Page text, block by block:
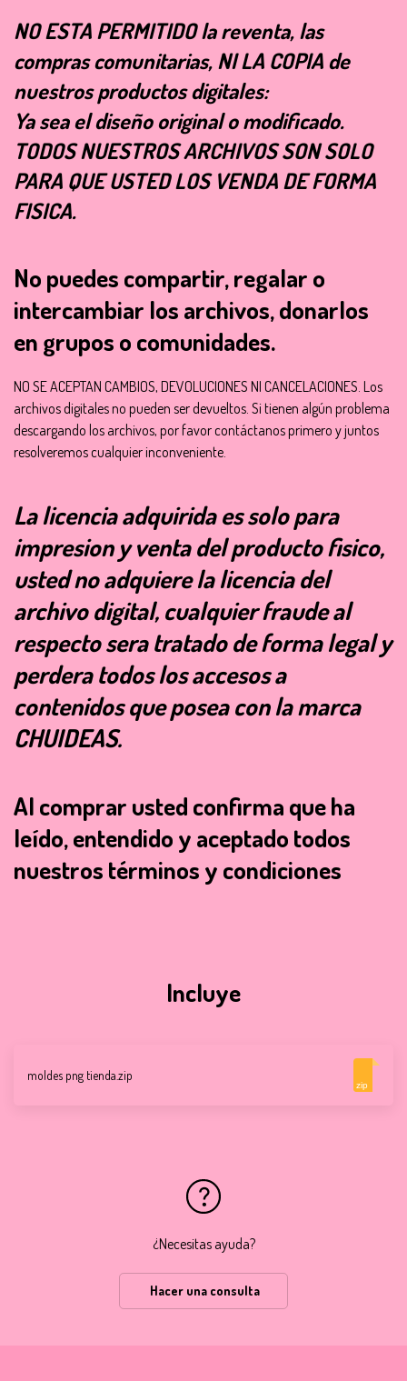
NO ESTA PERMITIDO la reventa, las
compras comunitarias, NI LA COPIA de
nuestros productos digitales:
Ya sea el diseño original o modificado.
TODOS NUESTROS ARCHIVOS SON SOLO
PARA QUE USTED LOS VENDA DE FORMA
FISICA.
No puedes compartir, regalar o
intercambiar los archivos, donarlos
en grupos o comunidades.
NO SE ACEPTAN CAMBIOS, DEVOLUCIONES NI CANCELACIONES. Los
archivos digitales no pueden ser devueltos. Si tienen algún problema
descargando los archivos, por favor contáctanos primero y juntos
resolveremos cualquier inconveniente.
La licencia adquirida es solo para
impresion y venta del producto fisico,
usted no adquiere la licencia del
archivo digital, cualquier fraude al
respecto sera tratado de forma legal y
perdera todos los accesos a
contenidos que posea con la marca
CHUIDEAS.
Al comprar usted confirma que ha
leído, entendido y aceptado todos
nuestros términos y condiciones
Incluye
moldes png tienda.zip
zip
¿Necesitas ayuda?
Hacer una consulta